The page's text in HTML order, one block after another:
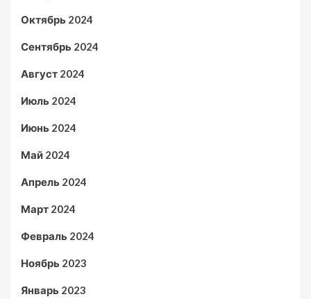
Октябрь 2024
Сентябрь 2024
Август 2024
Июль 2024
Июнь 2024
Май 2024
Апрель 2024
Март 2024
Февраль 2024
Ноябрь 2023
Январь 2023